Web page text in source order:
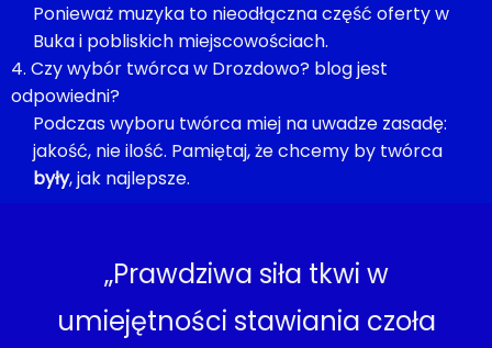
Ponieważ muzyka to nieodłączna część oferty w
Buka i pobliskich miejscowościach.
4. Czy wybór twórca w Drozdowo? blog jest
odpowiedni?
Podczas wyboru twórca miej na uwadze zasadę:
jakość, nie ilość. Pamiętaj, że chcemy by twórca
były, jak najlepsze.
„Prawdziwa siła tkwi w
umiejętności stawiania czoła